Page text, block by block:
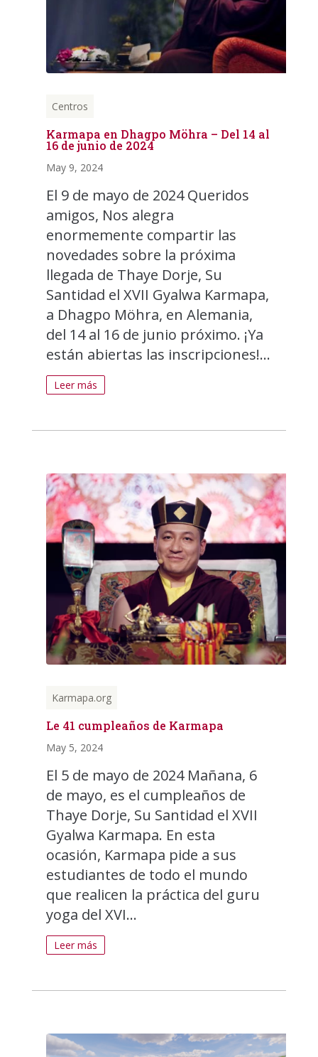
Centros
Karmapa en Dhagpo Möhra – Del 14 al
16 de junio de 2024
May 9, 2024
El 9 de mayo de 2024 Queridos
amigos, Nos alegra
enormemente compartir las
novedades sobre la próxima
llegada de Thaye Dorje, Su
Santidad el XVII Gyalwa Karmapa,
a Dhagpo Möhra, en Alemania,
del 14 al 16 de junio próximo. ¡Ya
están abiertas las inscripciones!...
Leer más
Karmapa.org
Le 41 cumpleaños de Karmapa
May 5, 2024
El 5 de mayo de 2024 Mañana, 6
de mayo, es el cumpleaños de
Thaye Dorje, Su Santidad el XVII
Gyalwa Karmapa. En esta
ocasión, Karmapa pide a sus
estudiantes de todo el mundo
que realicen la práctica del guru
yoga del XVI...
Leer más